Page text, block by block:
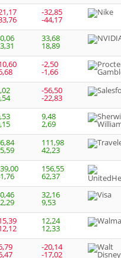
-32,85
-44,17
33,68
18,89
-2,50
-1,66
-56,50
-22,83
9,48
2,69
111,98
42,23
156,55
62,37
32,16
9,53
12,24
12,33
-20,14
-17,02